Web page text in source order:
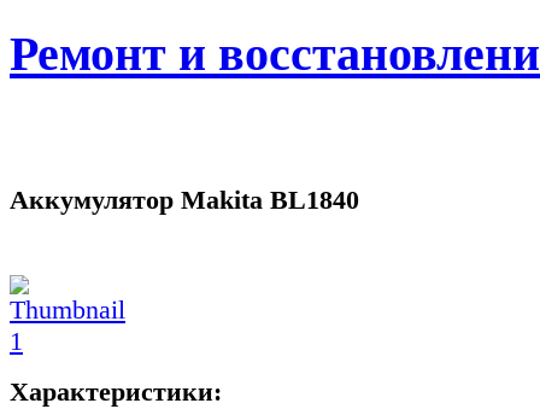
Ремонт и
Аккумулятор Makita BL1840
Характеристики: